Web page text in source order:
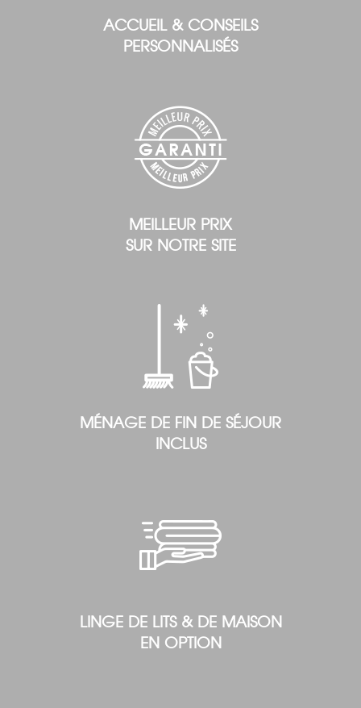
ACCUEIL & CONSEILS
PERSONNALISÉS
MEILLEUR PRIX
SUR NOTRE SITE
MÉNAGE DE FIN DE SÉJOUR
INCLUS
LINGE DE LITS & DE MAISON
EN OPTION